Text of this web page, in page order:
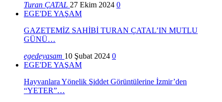
Turan ÇATAL 27 Ekim 2024 0
EGE'DE YAŞAM
GAZETEMİZ SAHİBİ TURAN ÇATAL’IN MUTLU
GÜNÜ…
egedeyasam 10 Şubat 2024 0
EGE'DE YAŞAM
Hayvanlara Yönelik Şiddet Görüntülerine İzmir’den
“YETER”…